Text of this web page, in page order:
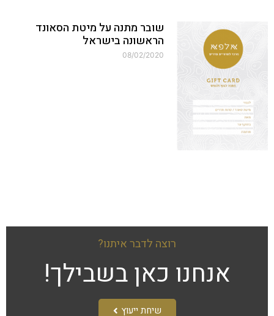
שובר מתנה על מיטת הסאונד
הראשונה בישראל
08/02/2020
רוצה לדבר איתנו?
אנחנו כאן בשבילך!​
שיחת ייעוץ